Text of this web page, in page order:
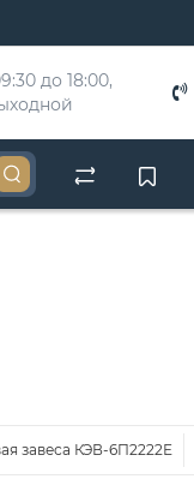
до 18:00,
завеса КЭВ-6П2222Е